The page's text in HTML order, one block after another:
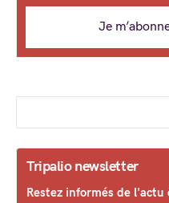
Je
Tripalio newsletter
Restez informés de